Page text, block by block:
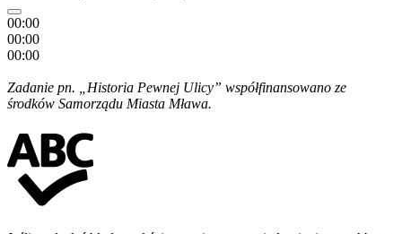
00:00
00:00
00:00
Zadanie pn. „Historia Pewnej Ulicy” współfinansowano ze
środków Samorządu Miasta Mława.